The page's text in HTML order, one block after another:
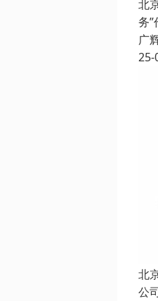
北
务
广
25-
北
公